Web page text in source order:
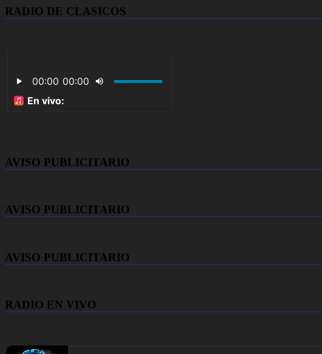
RADIO DE CLASICOS
AVISO PUBLICITARIO
AVISO PUBLICITARIO
AVISO PUBLICITARIO
RADIO EN VIVO